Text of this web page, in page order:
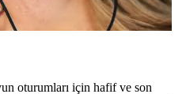
oturumları için hafif ve son